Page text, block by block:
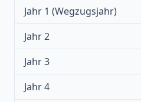
Jahr 1 (Wegzugsjahr)
Jahr 2
Jahr 3
Jahr 4